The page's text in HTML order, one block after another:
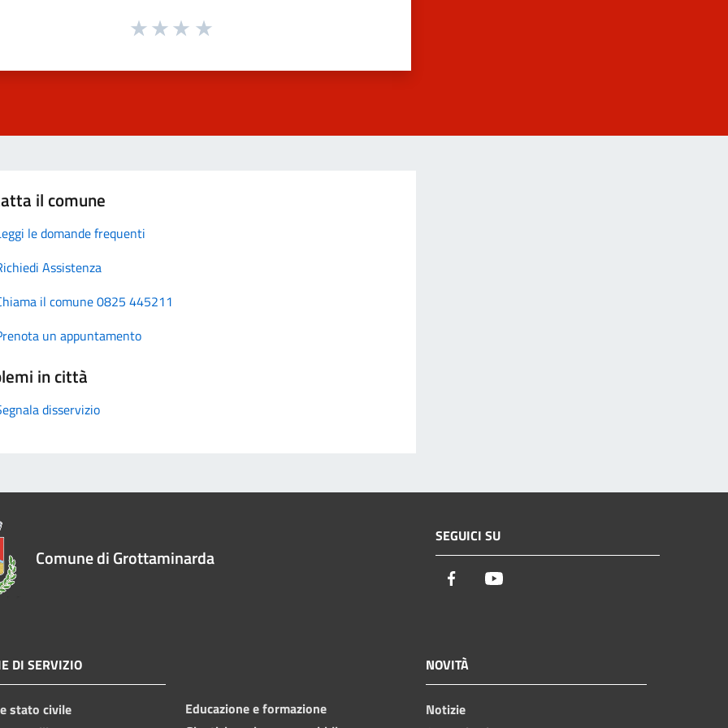
il comune
le domande frequenti
Assistenza
il comune 0825 445211
un appuntamento
in città
disservizio
Comune di Grottaminarda
SEGUICI SU
Facebook
DI SERVIZIO
stato civile
Educazione e formazione
NOVITÀ
Notizie